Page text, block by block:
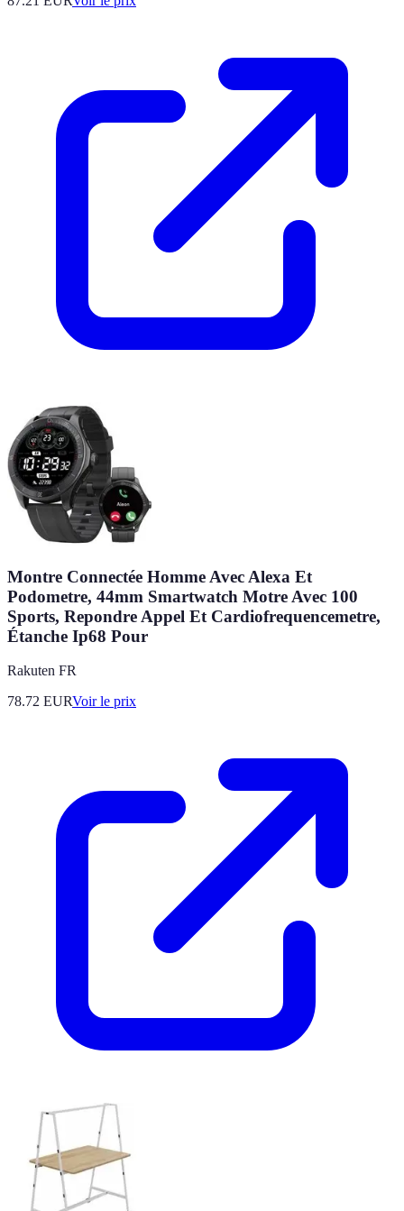
Montre Connectée Homme Avec Alexa Et
Podometre, 44mm Smartwatch Motre Avec 100
Sports, Repondre Appel Et Cardiofrequencemetre,
Étanche Ip68 Pour
Rakuten FR
78.72 EURVoir le prix